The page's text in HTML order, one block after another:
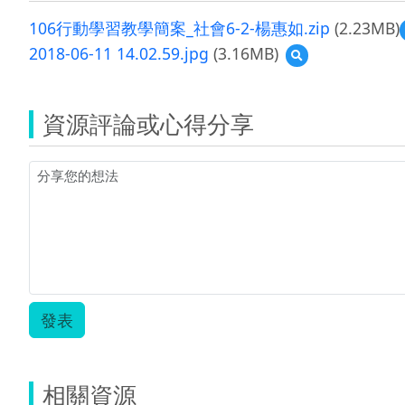
106行動學習教學簡案_社會6-2-楊惠如.zip (2.23MB)
2018-06-11 14.02.59.jpg (3.16MB)
預
覽
資源評論或心得分享
發表
相關資源